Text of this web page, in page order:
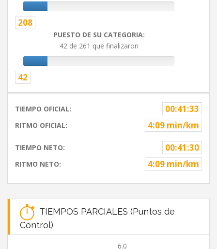
208
PUESTO DE SU CATEGORIA:
42 de 261 que finalizaron
42
TIEMPO OFICIAL: 00:41:33
RITMO OFICIAL: 4:09 min/km
TIEMPO NETO: 00:41:30
RITMO NETO: 4:09 min/km
TIEMPOS PARCIALES (Puntos de
Control)
6.0